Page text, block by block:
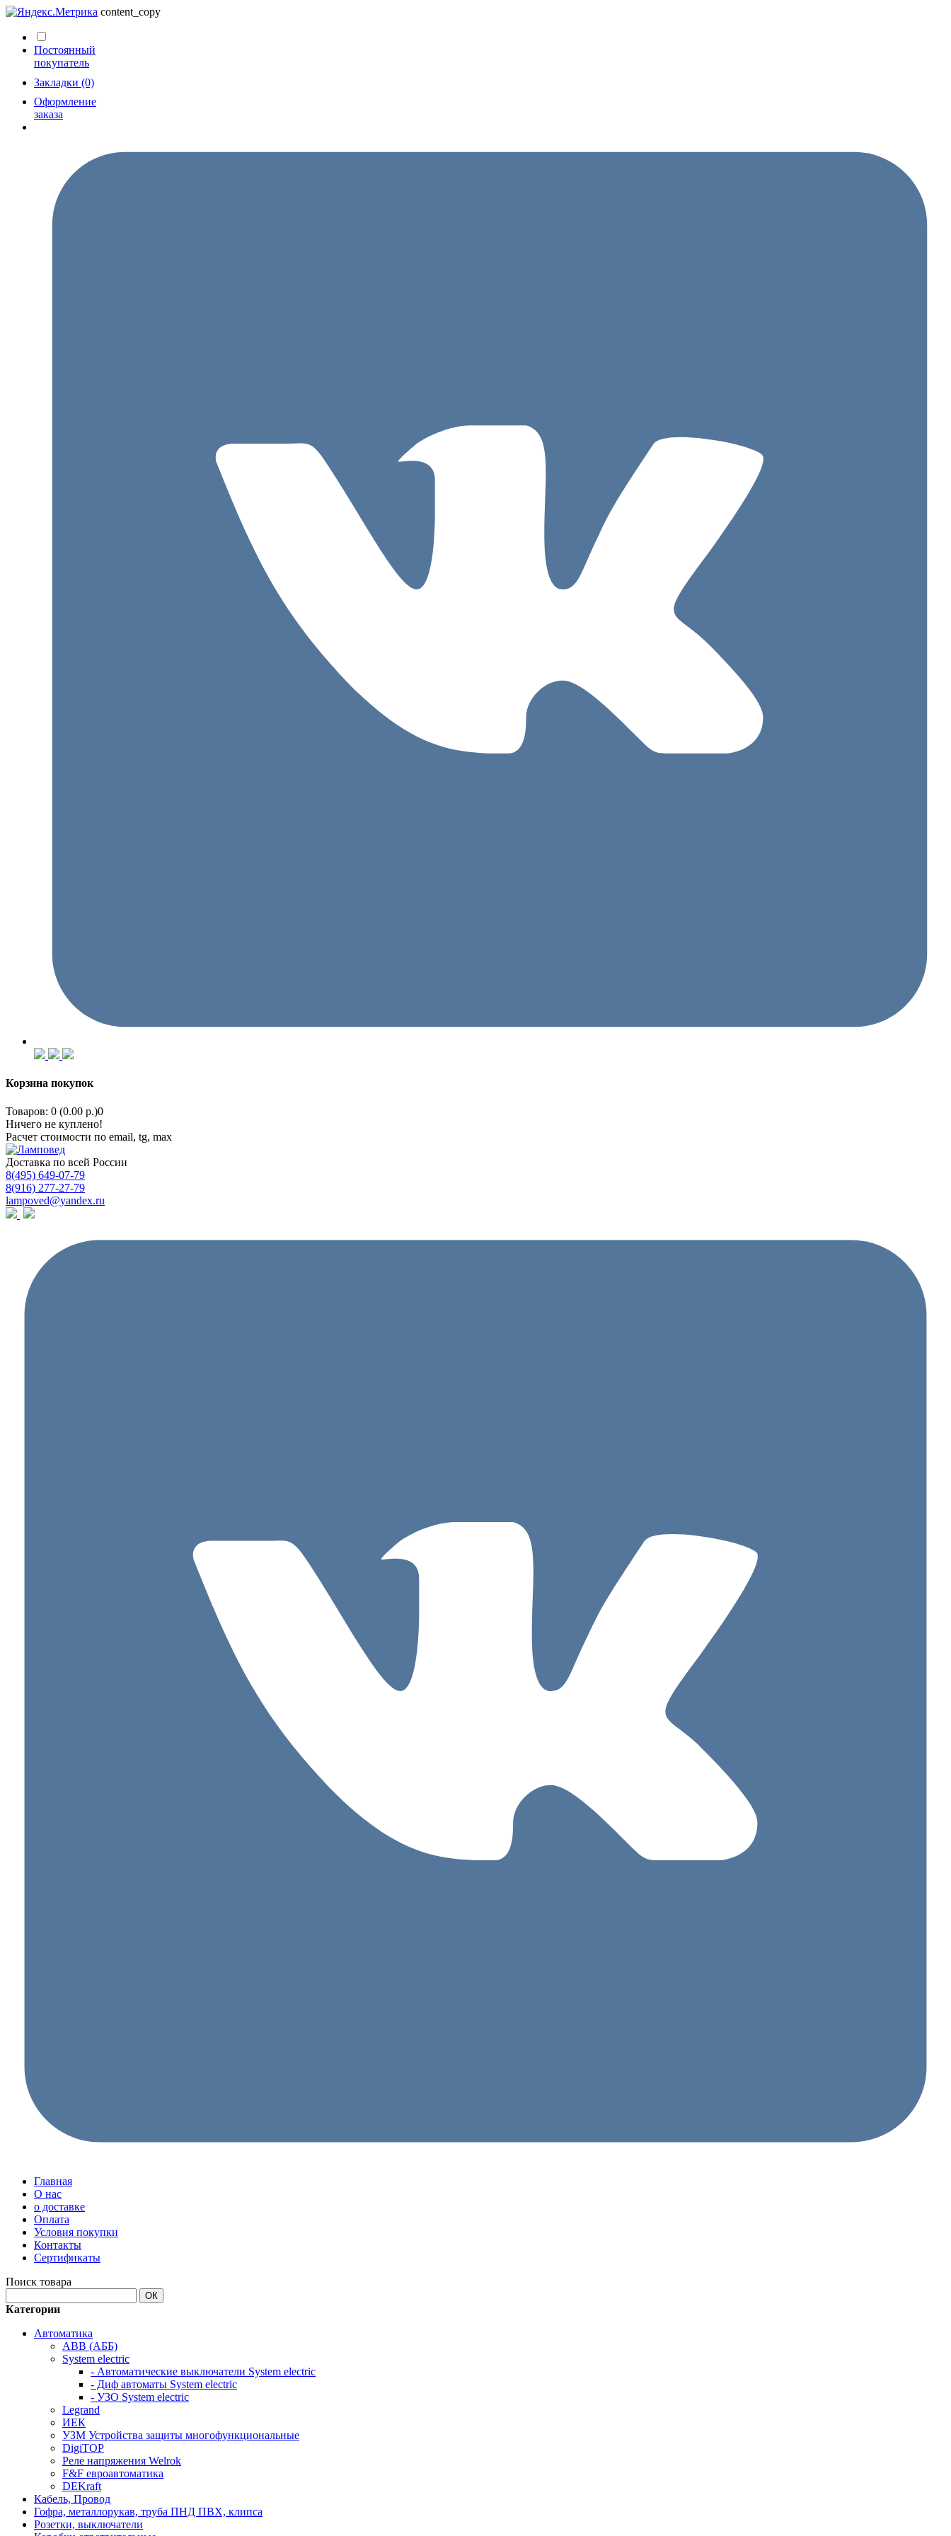
content_copy
Постоянный
покупатель
Закладки (0)
Оформление
заказа
Корзина покупок
Товаров: 0 (0.00 р.)0
Ничего не куплено!
Расчет стоимости по email, tg, max
Доставка по всей России
8(495) 649-07-79
8(916) 277-27-79
lampoved@yandex.ru
Главная
О нас
о доставке
Оплата
Условия покупки
Контакты
Сертификаты
Поиск товара
ОК
Категории
Автоматика
АВB (АББ)
System electric
- Автоматические выключатели System electric
- Диф автоматы System electric
- УЗО System electric
Legrand
ИЕК
УЗМ Устройства защиты многофункциональные
DigiTOP
Реле напряжения Welrok
F&F евроавтоматика
DEKraft
Кабель, Провод
Гофра, металлорукав, труба ПНД ПВХ, клипса
Розетки, выключатели